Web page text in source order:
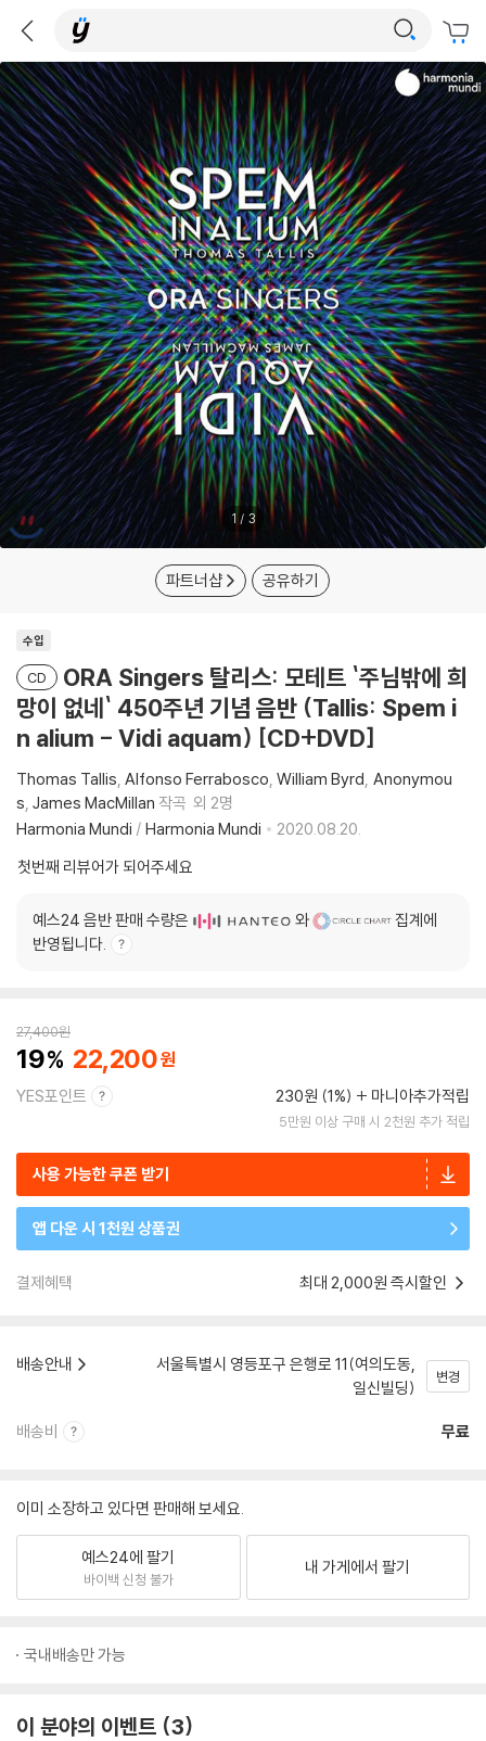
1 / 3
파트너샵 공유하기
수입
CD
ORA Singers 탈리스: 모테트 `주님밖에 희
망이 없네` 450주년 기념 음반 (Tallis: Spem i
n alium - Vidi aquam) [CD+DVD]
Thomas Tallis Alfonso Ferrabosco William Byrd Anonymou
s James MacMillan 작곡 외 2명
Harmonia Mundi / Harmonia Mundi
2020.08.20.
첫번째 리뷰어가 되어주세요
예스24 음반 판매 수량은 와
집계에
반영됩니다.
27,400원
19 22,200
YES포인트 230원 (1%) 마니아추가적립
5만원 이상 구매 시 2천원 추가 적립
사용 가능한 쿠폰 받기
앱 다운 시 1천원 상품권
결제혜택 최대 2,000원 즉시할인
배송안내
서울특별시 영등포구 은행로 11(여의도동,
일신빌딩)
변경
배송비 무료
이미 소장하고 있다면 판매해 보세요.
예스24에 팔기
바이백 신청 불가
내 가게에서 팔기
국내배송만 가능
이 분야의 이벤트 3